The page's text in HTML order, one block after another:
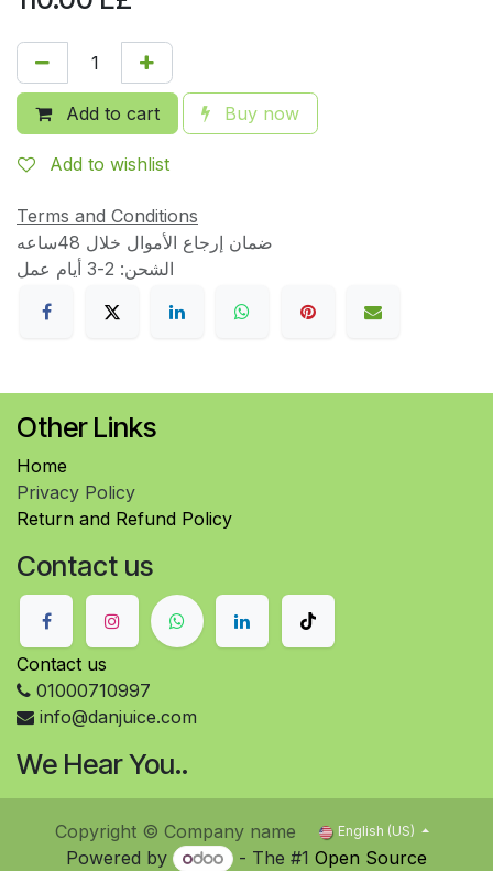
Add to cart Buy now
Add to wishlist
Terms and Conditions
الشحن: 2-3 أيام عمل
Other Links
Home
Privacy Policy
Return and Refund Policy
Contact us
Contact us
01000710997
info@danjuice.com
We Hear You..
Copyright © Company name English (US)
Powered by - The #1 Open Source